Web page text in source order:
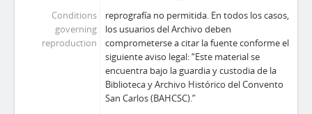
Conditions
governing
reproduction
reprografía no permitida. En todos los casos,
los usuarios del Archivo deben
comprometerse a citar la fuente conforme el
siguiente aviso legal: “Este material se
encuentra bajo la guardia y custodia de la
Biblioteca y Archivo Histórico del Convento
San Carlos (BAHCSC).”